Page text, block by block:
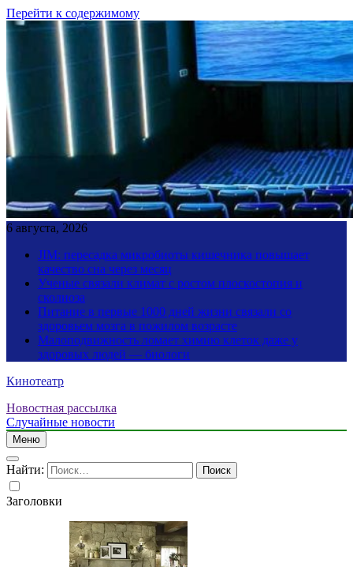
Перейти к содержимому
6 августа, 2026
JIM: пересадка микробиоты кишечника повышает
качество сна через месяц
Ученые связали климат с ростом плоскостопия и
сколиоза
Питание в первые 1000 дней жизни связали со
здоровьем мозга в пожилом возрасте
Малоподвижность ломает химию клеток даже у
здоровых людей — биологи
Кинотеатр
Новостная рассылка
Случайные новости
Меню
Найти:
Заголовки